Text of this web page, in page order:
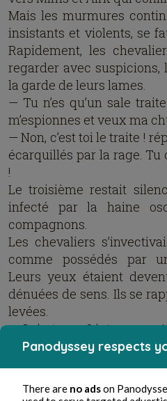
Mais les murmures
insistants et violents, se
Rapidement, les
regarder avec suspicions,
la garde de leurs lames.
— Tu n’es qu’un sale
m’espionnes et veux ma
— Non, c’est toi le traite !
écarquillés par la rage. Tu
!
Le troisième restait
infecté par la haine
compagnons.
Les chevaliers
comme possédés par
Leurs yeux étaient
dénuées de sens. Ils se
levées.
— Qu’est-ce… ? interrogea
— Arrêtez ! hurla
Panodyssey respects
There are no adson